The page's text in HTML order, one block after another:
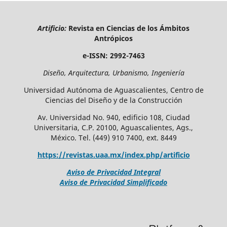
Artificio: Revista en Ciencias de los Ámbitos
Antrópicos
e-ISSN: 2992-7463
Diseño, Arquitectura, Urbanismo, Ingeniería
Universidad Autónoma de Aguascalientes, Centro de
Ciencias del Diseño y de la Construcción
Av. Universidad No. 940, edificio 108, Ciudad
Universitaria, C.P. 20100, Aguascalientes, Ags.,
México. Tel. (449) 910 7400, ext. 8449
https://revistas.uaa.mx/index.php/artificio
Aviso de Privacidad Integral
Aviso de Privacidad Simplificado